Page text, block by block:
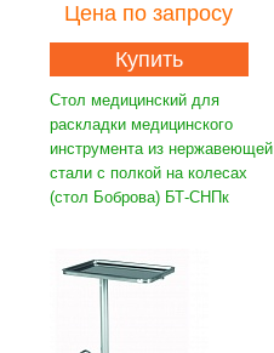
Цена по запросу
Купить
Стол медицинский для
раскладки медицинского
инструмента из нержавеющей
стали с полкой на колесах
(стол Боброва) БТ-СНПк